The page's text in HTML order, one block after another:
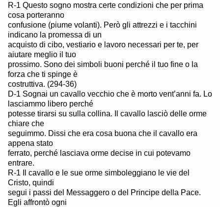
R-1 Questo sogno mostra certe condizioni che per prima
cosa porteranno
confusione (piume volanti). Però gli attrezzi e i tacchini
indicano la promessa di un
acquisto di cibo, vestiario e lavoro necessari per te, per
aiutare meglio il tuo
prossimo. Sono dei simboli buoni perché il tuo fine o la
forza che ti spinge è
costruttiva. (294-36)
D-1 Sognai un cavallo vecchio che è morto vent’anni fa. Lo
lasciammo libero perché
potesse tirarsi su sulla collina. Il cavallo lasciò delle orme
chiare che
seguimmo. Dissi che era cosa buona che il cavallo era
appena stato
ferrato, perché lasciava orme decise in cui potevamo
entrare.
R-1 Il cavallo e le sue orme simboleggiano le vie del
Cristo, quindi
segui i passi del Messaggero o del Principe della Pace.
Egli affrontò ogni